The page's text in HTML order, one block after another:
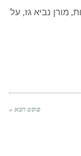
מורן נביא גז, על
פוסט הבא »